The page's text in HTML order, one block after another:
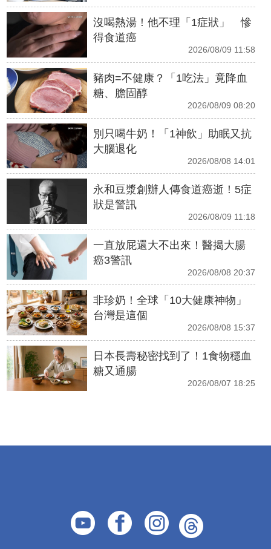
沒喝熱湯！他不理「1症狀」 慘
得食道癌
2026/08/09 11:58
豬肉=不健康？「1吃法」竟降血
糖、膽固醇
2026/08/09 08:20
別只喝牛奶！「1神飲」助眠又抗
大腦退化
2026/08/08 14:01
永和豆漿創辦人傳食道癌逝！5症
狀是警訊
2026/08/09 11:18
一直放屁還大不出來！醫揭大腸
癌3警訊
2026/08/08 20:37
非珍奶！全球「10大健康神物」
台灣是這個
2026/08/08 15:37
日本長壽秘密找到了！1食物穩血
糖又通腸
2026/08/07 18:25